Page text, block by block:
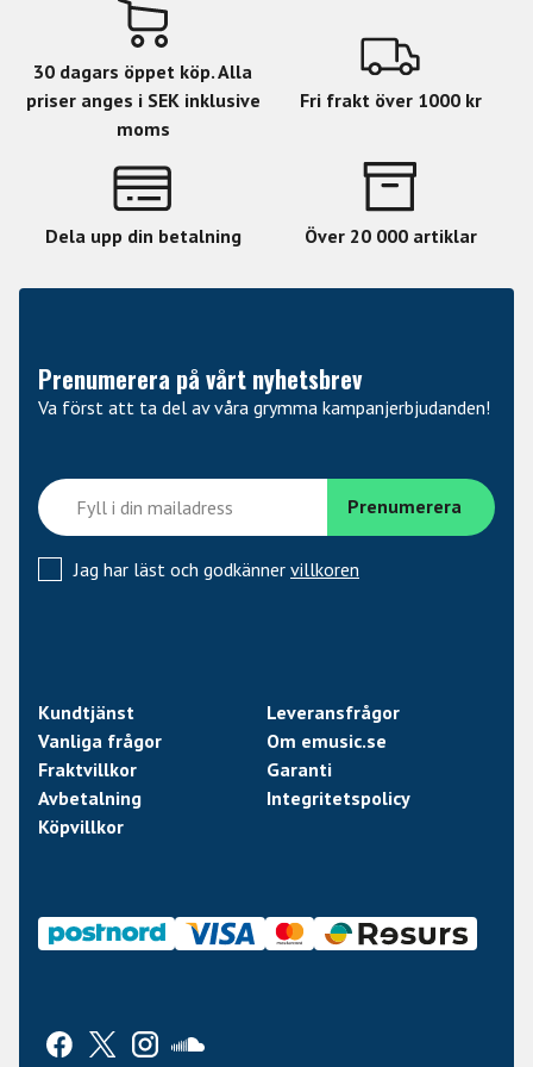
30 dagars öppet köp. Alla
priser anges i SEK inklusive
moms
Fri frakt över 1000 kr
Dela upp din betalning Över 20 000 artiklar
Prenumerera på vårt nyhetsbrev
Va först att ta del av våra grymma kampanjerbjudanden!
Jag har läst och godkänner villkoren
Kundtjänst
Leveransfrågor
Vanliga frågor
Om emusic.se
Fraktvillkor
Garanti
Avbetalning
Integritetspolicy
Köpvillkor